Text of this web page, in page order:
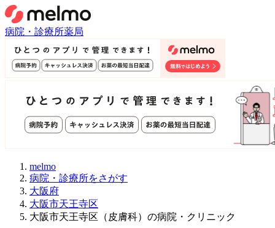
病院・診療所薬局
melmo
病院・診療所をさがす
大阪府
大阪市天王寺区
大阪市天王寺区（皮膚科）の病院・クリニック